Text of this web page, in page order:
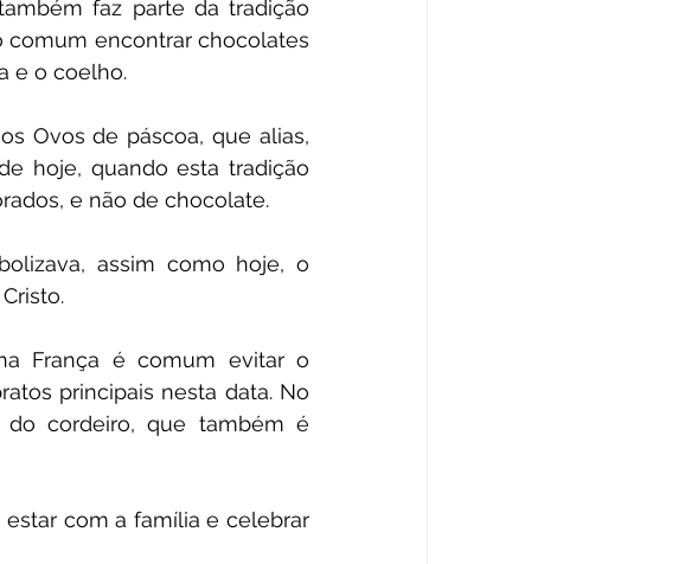
faz parte da tradição
encontrar chocolates
e o coelho.
Ovos de páscoa, que alias,
hoje, quando esta tradição
e não de chocolate.
assim como hoje, o
França é comum evitar o
principais nesta data. No
cordeiro, que também é
com a família e celebrar